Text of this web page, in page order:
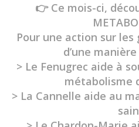
👉 Ce mois-ci,
Pour une action sur les
d’une
> Le Fenugrec aide à
métabolisme
> La Cannelle aide au